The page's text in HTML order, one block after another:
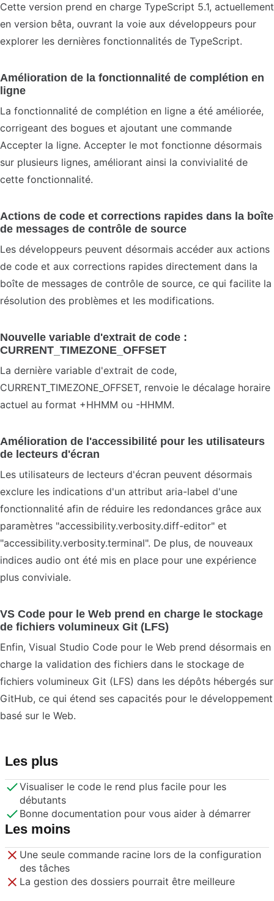
Cette version prend en charge TypeScript 5.1, actuellement
en version bêta, ouvrant la voie aux développeurs pour
explorer les dernières fonctionnalités de TypeScript.
Amélioration de la fonctionnalité de complétion en
ligne
La fonctionnalité de complétion en ligne a été améliorée,
corrigeant des bogues et ajoutant une commande
Accepter la ligne. Accepter le mot fonctionne désormais
sur plusieurs lignes, améliorant ainsi la convivialité de
cette fonctionnalité.
Actions de code et corrections rapides dans la boîte
de messages de contrôle de source
Les développeurs peuvent désormais accéder aux actions
de code et aux corrections rapides directement dans la
boîte de messages de contrôle de source, ce qui facilite la
résolution des problèmes et les modifications.
Nouvelle variable d'extrait de code :
CURRENT_TIMEZONE_OFFSET
La dernière variable d'extrait de code,
CURRENT_TIMEZONE_OFFSET, renvoie le décalage horaire
actuel au format +HHMM ou -HHMM.
Amélioration de l'accessibilité pour les utilisateurs
de lecteurs d'écran
Les utilisateurs de lecteurs d'écran peuvent désormais
exclure les indications d'un attribut aria-label d'une
fonctionnalité afin de réduire les redondances grâce aux
paramètres "accessibility.verbosity.diff-editor" et
"accessibility.verbosity.terminal". De plus, de nouveaux
indices audio ont été mis en place pour une expérience
plus conviviale.
VS Code pour le Web prend en charge le stockage
de fichiers volumineux Git (LFS)
Enfin, Visual Studio Code pour le Web prend désormais en
charge la validation des fichiers dans le stockage de
fichiers volumineux Git (LFS) dans les dépôts hébergés sur
GitHub, ce qui étend ses capacités pour le développement
basé sur le Web.
Les plus
Visualiser le code le rend plus facile pour les
débutants
Bonne documentation pour vous aider à démarrer
Les moins
Une seule commande racine lors de la configuration
des tâches
La gestion des dossiers pourrait être meilleure